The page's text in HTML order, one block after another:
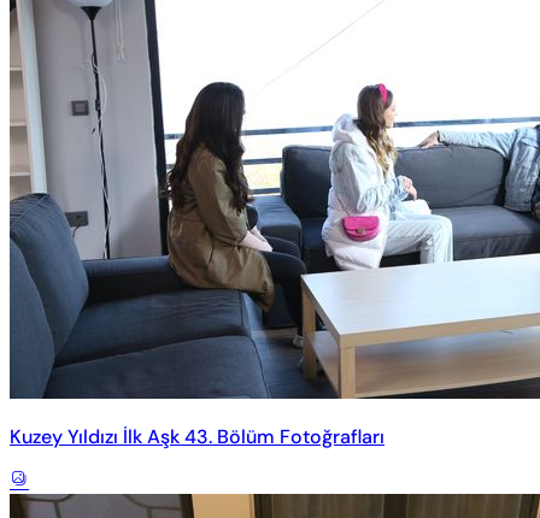
Kuzey Yıldızı İlk Aşk 43. Bölüm Fotoğrafları